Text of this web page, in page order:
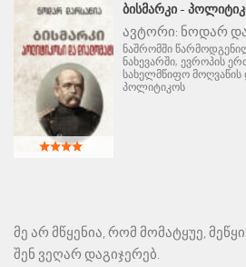
ᲑᲘᲡᲛᲐᲠᲙᲘ -
ავტორი: ნოდარ
ნაშრომში
ნახევარში, ევროპის
სახელმწიფო
პოლიტიკოს
მე არ მწყენია, რომ მომატყუე,
შენ ვეღარ დაგიჯერებ.